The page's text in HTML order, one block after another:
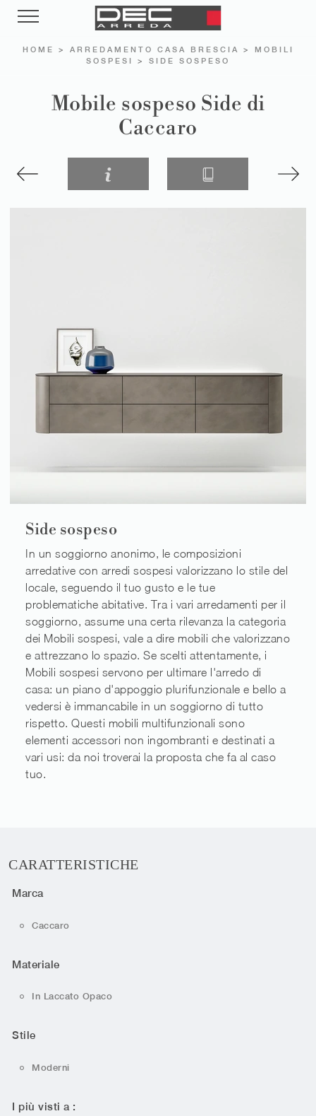
HOME > ARREDAMENTO CASA BRESCIA >
MOBILI
SOSPESI
> SIDE SOSPESO
Mobile sospeso Side di
Caccaro
Side sospeso
In un soggiorno anonimo, le composizioni
arredative con arredi sospesi valorizzano lo stile del
locale, seguendo il tuo gusto e le tue
problematiche abitative. Tra i vari arredamenti per il
soggiorno, assume una certa rilevanza la categoria
dei Mobili sospesi, vale a dire mobili che valorizzano
e attrezzano lo spazio. Se scelti attentamente, i
Mobili sospesi servono per ultimare l'arredo di
casa: un piano d'appoggio plurifunzionale e bello a
vedersi è immancabile in un soggiorno di tutto
rispetto. Questi mobili multifunzionali sono
elementi accessori non ingombranti e destinati a
vari usi: da noi troverai la proposta che fa al caso
tuo.
CARATTERISTICHE
Marca
Caccaro
Materiale
In Laccato Opaco
Stile
Moderni
I più visti a :